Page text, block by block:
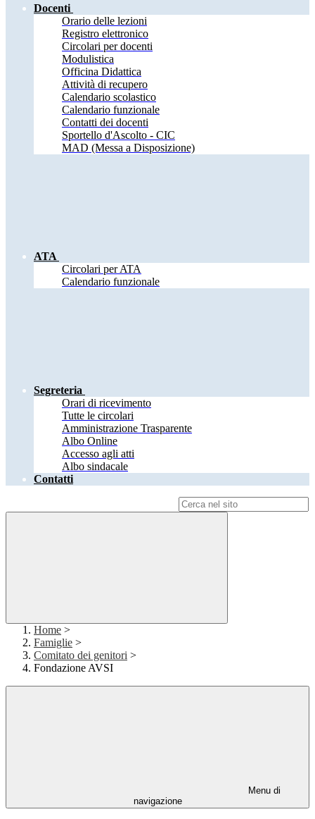
Docenti
Orario delle lezioni
Registro elettronico
Circolari per docenti
Modulistica
Officina Didattica
Attività di recupero
Calendario scolastico
Calendario funzionale
Contatti dei docenti
Sportello d'Ascolto - CIC
MAD (Messa a Disposizione)
ATA
Circolari per ATA
Calendario funzionale
Segreteria
Orari di ricevimento
Tutte le circolari
Amministrazione Trasparente
Albo Online
Accesso agli atti
Albo sindacale
Contatti
Home >
Famiglie >
Comitato dei genitori >
Fondazione AVSI
Menu di
navigazione